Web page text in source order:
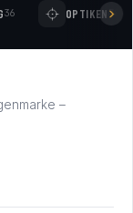
36 OPTIKEN 78
–